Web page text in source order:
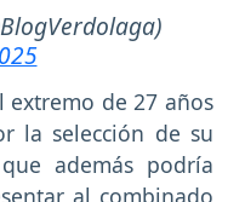
extremo de 27 años
la selección de su
además podría
al combinado